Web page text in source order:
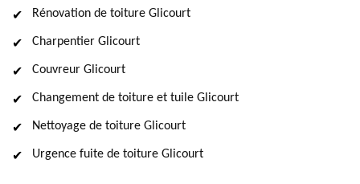
Rénovation de toiture Glicourt
Charpentier Glicourt
Couvreur Glicourt
Changement de toiture et tuile Glicourt
Nettoyage de toiture Glicourt
Urgence fuite de toiture Glicourt